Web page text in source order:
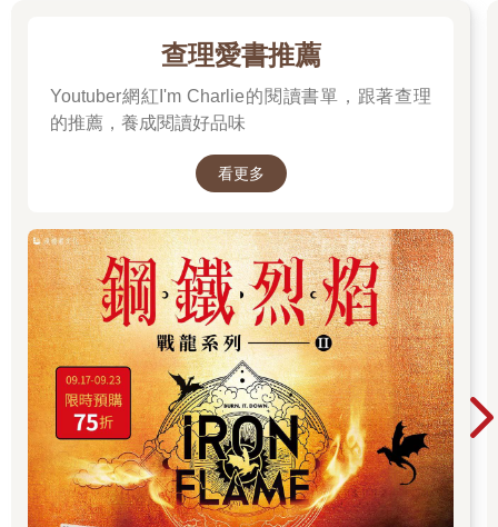
或哪裡讀到的一篇好到妒嫉的文章，才能從悠緩的暫停中解凍、
這樣任性不提不寫的週期，持續了好多年。如今想起那一個
於觸著了一點那不能寫的時候、不能寫的感受，摸到了它的邊角
二○一六年有部日劇叫《東京女子圖鑑》，每集不過半小時，
關於它是如何鮮血淋漓解剖當代女性的過程，先不提。記憶最深
的是，女主角一次被上司指派去買銀座名店「空也」的最中餅，
也是夏木漱石小說《我是貓》裡寫下的：「將糯米蒸熟後烘烤成
薄脆的外皮，放入豆沙」，這樣的和菓子名物。她在旁人的提點
下才知道，嬌貴甜香的「空也最中」，真正懂行的食客會選擇以
紙盒盛裝，而不是更氣派的實木盒，如此才能避免木頭的氣味串
入和菓子中。其實，人生不是巧克力，也絕不是百年名店的和菓
子，真實人生裡，你我都活成了不懂提前預約，連零售和菓子都
吃不到的海外遊客。然而，不能寫的失重感，就像是別人告訴你
「木盒子會串味」，那樣的天涯兩隔。
查理愛書推薦
Youtuber網紅I'm Charlie的閱讀書單，跟著查理
的推薦，養成閱讀好品味
看更多